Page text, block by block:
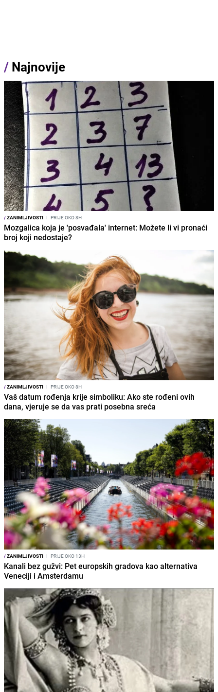
/ Najnovije
/ZANIMLJIVOSTI I PRIJE OKO 8H
Mozgalica koja je 'posvađala' internet: Možete li vi pronaći
broj koji nedostaje?
/ZANIMLJIVOSTI I PRIJE OKO 8H
Vaš datum rođenja krije simboliku: Ako ste rođeni ovih
dana, vjeruje se da vas prati posebna sreća
/ZANIMLJIVOSTI I PRIJE OKO 13H
Kanali bez gužvi: Pet europskih gradova kao alternativa
Veneciji i Amsterdamu